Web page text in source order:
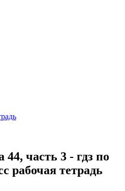
часть 3 - гдз по
рабочая тетрадь